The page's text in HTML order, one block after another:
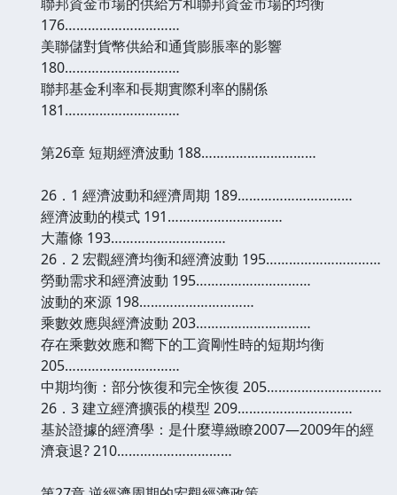
176…………………………
美聯儲對貨幣供給和通貨膨脹率的影響
180…………………………
聯邦基金利率和長期實際利率的關係
181…………………………
第26章 短期經濟波動 188…………………………
26．1 經濟波動和經濟周期 189…………………………
經濟波動的模式 191…………………………
大蕭條 193…………………………
26．2 宏觀經濟均衡和經濟波動 195…………………………
勞動需求和經濟波動 195…………………………
波動的來源 198…………………………
乘數效應與經濟波動 203…………………………
存在乘數效應和嚮下的工資剛性時的短期均衡
205…………………………
中期均衡：部分恢復和完全恢復 205…………………………
26．3 建立經濟擴張的模型 209…………………………
基於證據的經濟學：是什麼導緻瞭2007—2009年的經
濟衰退? 210…………………………